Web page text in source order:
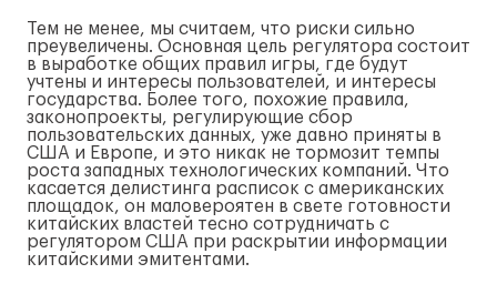
Тем не менее, мы считаем, что риски сильно
преувеличены. Основная цель регулятора состоит
в выработке общих правил игры, где будут
учтены и интересы пользователей, и интересы
государства. Более того, похожие правила,
законопроекты, регулирующие сбор
пользовательских данных, уже давно приняты в
США и Европе, и это никак не тормозит темпы
роста западных технологических компаний. Что
касается делистинга расписок с американских
площадок, он маловероятен в свете готовности
китайских властей тесно сотрудничать с
регулятором США при раскрытии информации
китайскими эмитентами.